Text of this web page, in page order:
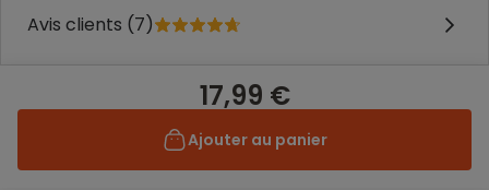
Avis clients (7)
17,99 €
Ajouter au panier